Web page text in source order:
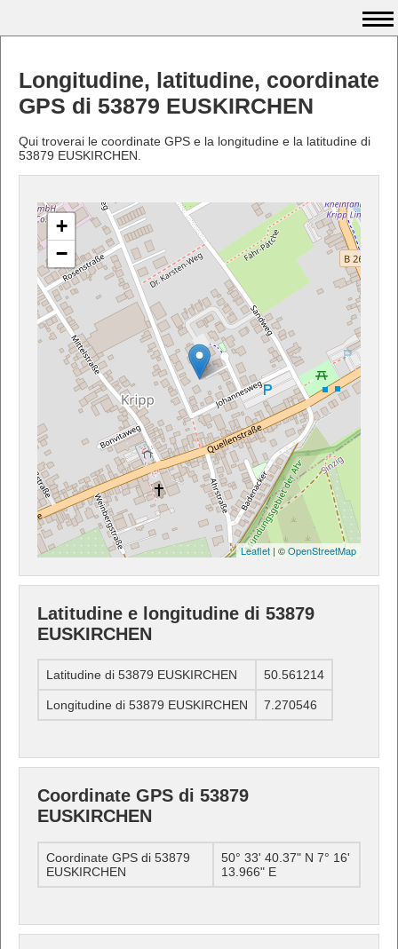
Longitudine, latitudine, coordinate
GPS di 53879 EUSKIRCHEN
Qui troverai le coordinate GPS e la longitudine e la latitudine di
53879 EUSKIRCHEN.
+
−
Leaflet | ©OpenStreetMap
Latitudine e longitudine di 53879
EUSKIRCHEN
Latitudine di 53879 EUSKIRCHEN 50.561214
Longitudine di 53879 EUSKIRCHEN 7.270546
Coordinate GPS di 53879
EUSKIRCHEN
Coordinate GPS di 53879
EUSKIRCHEN
50° 33' 40.37" N 7° 16'
13.966" E